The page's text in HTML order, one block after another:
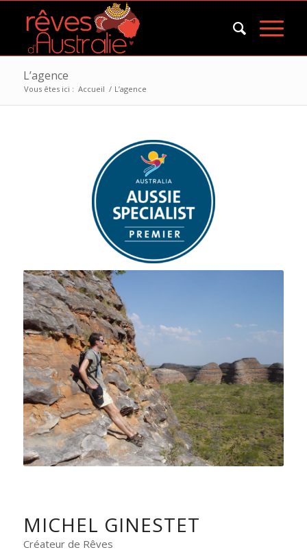
L’agence
Vous êtes ici : Accueil / L’agence
MICHEL GINESTET
Créateur de Rêves